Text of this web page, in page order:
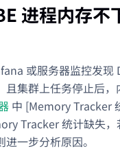
进程内存不
或服务器监控发现
且集群上任务停止后
中 [Memory Tracker
Tracker 统计缺失
一步分析原因。